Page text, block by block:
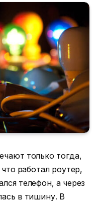
только тогда,
работал роутер,
телефон, а через
в тишину. В